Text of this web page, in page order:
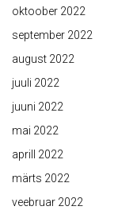
oktoober 2022
september 2022
august 2022
juuli 2022
juuni 2022
mai 2022
aprill 2022
märts 2022
veebruar 2022